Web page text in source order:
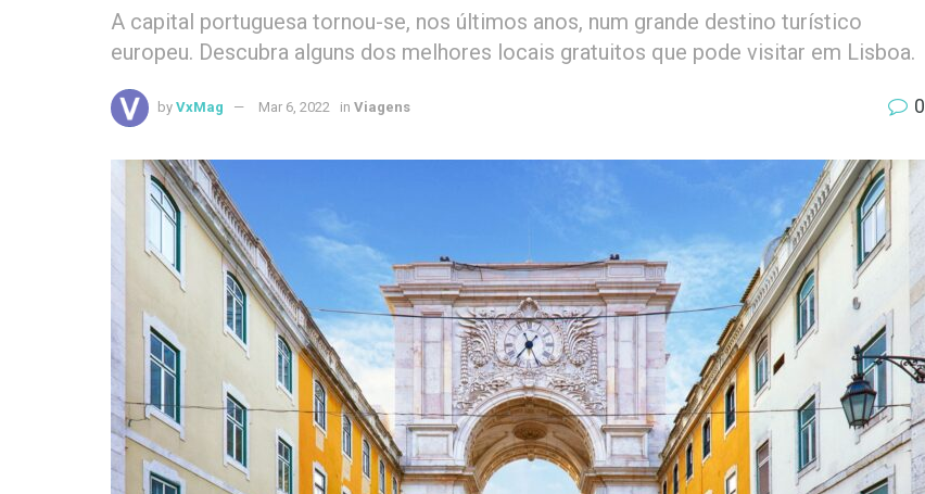
A capital portuguesa tornou-se, nos últimos anos, num grande destino turístico
europeu. Descubra alguns dos melhores locais gratuitos que pode visitar em Lisboa.
by VxMag Mar 6, 2022 in Viagens 0